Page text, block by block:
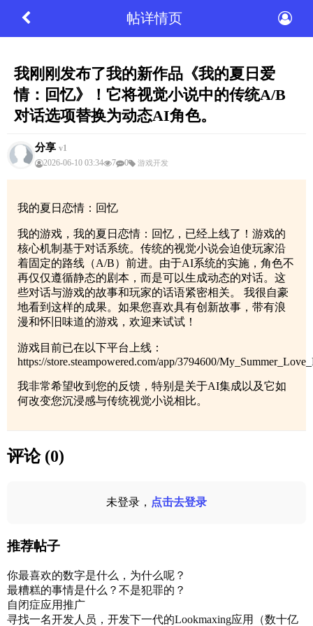
帖详情页
我刚刚发布了我的新作品《我的夏日爱
情：回忆》！它将视觉小说中的传统A/B
对话选项替换为动态AI角色。
分享 v1
2026-06-10 03:34
7 0 游戏开发
我的夏日恋情：回忆
我的游戏，我的夏日恋情：回忆，已经上线了！游戏的
核心机制基于对话系统。传统的视觉小说会迫使玩家沿
着固定的路线（A/B）前进。由于AI系统的实施，角色不
再仅仅遵循静态的剧本，而是可以生成动态的对话。这
些对话与游戏的故事和玩家的话语紧密相关。 我很自豪
地看到这样的成果。如果您喜欢具有创新故事，带有浪
漫和怀旧味道的游戏，欢迎来试试！
游戏目前已在以下平台上线：
https://store.steampowered.com/app/3794600/
我非常希望收到您的反馈，特别是关于AI集成以及它如
何改变您沉浸感与传统视觉小说相比。
评论 (0)
未登录， 点击去登录
推荐帖子
你最喜欢的数字是什么，为什么呢？
最糟糕的事情是什么？不是犯罪的？
自闭症应用推广
寻找一名开发人员，开发下一代的Lookmaxing应用（数十亿